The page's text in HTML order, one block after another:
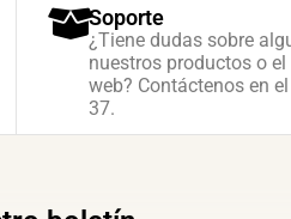
Soporte
¿Tiene dudas sobre
nuestros productos o el
web? Contáctenos en
37.